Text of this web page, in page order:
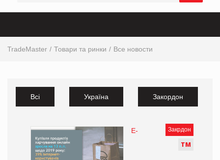
TradeMaster Товари та ринки Все новости
Всі Україна Закордон
Закрдон
ТМ
E-